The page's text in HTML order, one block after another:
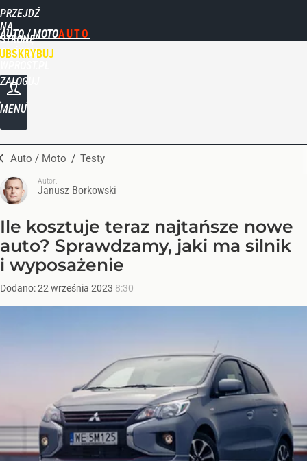
PRZEJDŹ
NA
STRONĘ
GŁÓWNĄ
AUTO / MOTO
ZALOGUJ
MENU
Auto / Moto / Testy
Autor:
Janusz Borkowski
Ile kosztuje teraz najtańsze nowe
auto? Sprawdzamy, jaki ma silnik
i wyposażenie
Dodano:22 września 2023 8:30